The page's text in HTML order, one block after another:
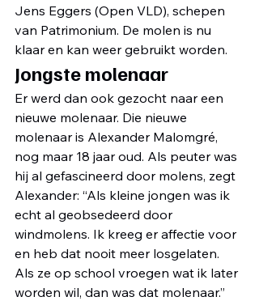
Jens Eggers (Open VLD), schepen
van Patrimonium. De molen is nu
klaar en kan weer gebruikt worden.
Jongste molenaar
Er werd dan ook gezocht naar een
nieuwe molenaar. Die nieuwe
molenaar is Alexander Malomgré,
nog maar 18 jaar oud. Als peuter was
hij al gefascineerd door molens, zegt
Alexander: “Als kleine jongen was ik
echt al geobsedeerd door
windmolens. Ik kreeg er affectie voor
en heb dat nooit meer losgelaten.
Als ze op school vroegen wat ik later
worden wil, dan was dat molenaar.”